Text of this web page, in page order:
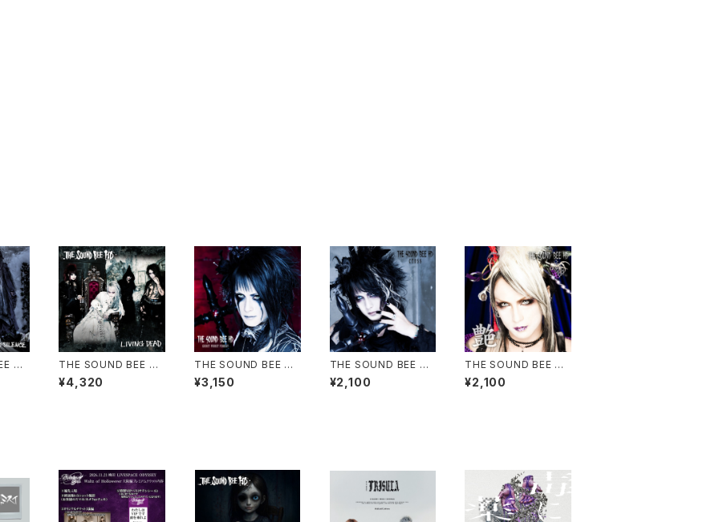
H
THE SOUND BEE HD
/ LIVING DEAD (予約
受付中！)
¥4,320
THE SOUND BEE HD
/ GHOST WORST F
OREST
¥3,150
THE SOUND BEE HD
/ cross
¥2,100
THE SOUND BEE HD
/ 艶
¥2,100